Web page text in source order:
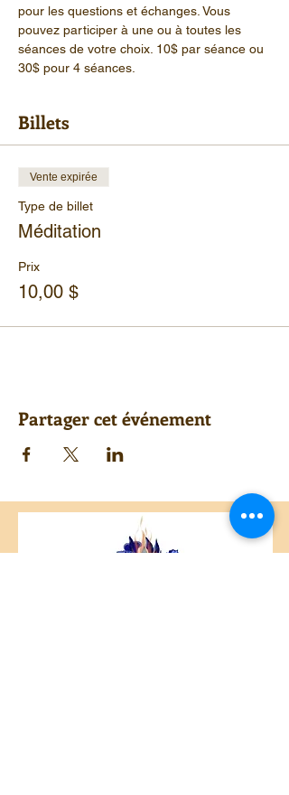
pour les questions et échanges. Vous
pouvez participer à une ou à toutes les
séances de votre choix. 10$ par séance ou
30$ pour 4 séances.
Billets
Vente expirée
Type de billet
Méditation
Prix
10,00 $
Partager cet événement